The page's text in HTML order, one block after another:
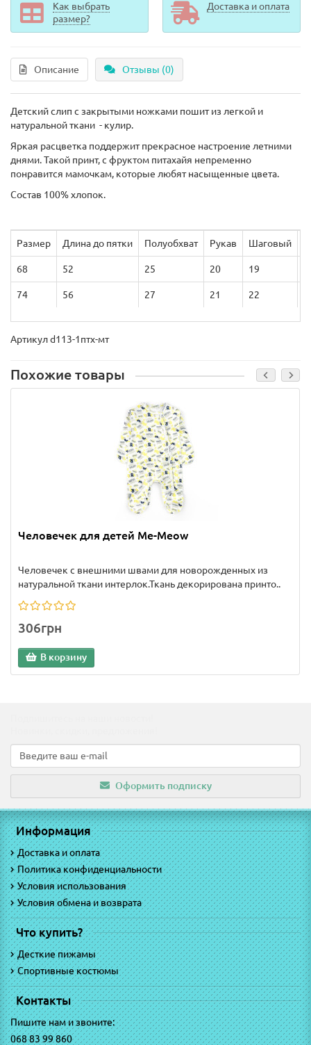
Как выбрать
размер?
Доставка и оплата
Описание Отзывы (0)
Детский слип с закрытыми ножками пошит из легкой и
натуральной ткани - кулир.
Яркая расцветка поддержит прекрасное настроение летними
днями. Такой принт, с фруктом питахайя непременно
понравится мамочкам, которые любят насыщенные цвета.
Состав 100% хлопок.
Размер Длина до пятки Полуобхват Рукав Шаговый
68 52 25 20 19
74 56 27 21 22
Артикул d113-1птх-мт
Похожие товары
Человечек для детей Me-Meow
Человечек с внешними швами для новорожденных из
натуральной ткани интерлок.Ткань декорирована принто..
306грн
В корзину
Оформить подписку
Информация
Доставка и оплата
Политика конфиденциальности
Условия использования
Условия обмена и возврата
Что купить?
Десткие пижамы
Спортивные костюмы
Контакты
Пишите нам и звоните:
068 83 99 860